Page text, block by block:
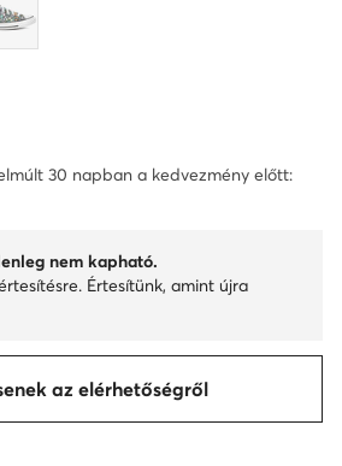
30 napban a kedvezmény előtt:
nem kapható.
Értesítünk, amint újra
az elérhetőségről